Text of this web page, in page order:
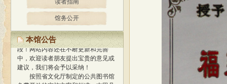
读者指南
馆务公开
本馆公告
经过精心策划、设计，我馆网站
于2013年1月正式开通使用，标志着
我馆与国际网络接轨，迈进新的阶
段！网站内容还在不断更新和完善
中，欢迎读者朋友提出宝贵的意见或
建议，我们将会予以采纳！
按照省文化厅制定的公共图书馆
免费开放的实施方案和标准，古田县